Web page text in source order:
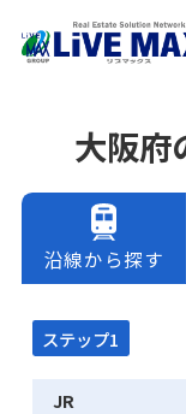
大阪府
沿線から探す
ステップ1
JR